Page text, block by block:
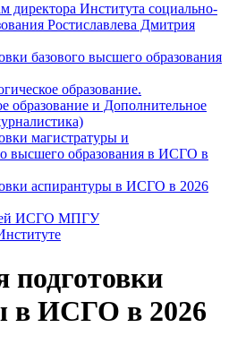
директора Института социально-
Ростиславлева Дмитрия
базового высшего образования
образование.
образование и Дополнительное
магистратуры и
высшего образования в ИСГО в
аспирантуры в ИСГО в 2026
ИСГО МПГУ
подготовки
в ИСГО в 2026